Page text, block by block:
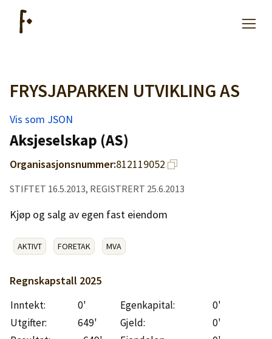
Artikler
Hjelp
Kjøpe lister
Priser
Logg inn
Lag konto
FRYSJAPARKEN UTVIKLING AS
Vis som JSON
Aksjeselskap (AS)
Organisasjonsnummer:812119052
STIFTET 16.5.2013, REGISTRERT 25.6.2013
Kjøp og salg av egen fast eiendom
AKTIVT FORETAK MVA
Regnskapstall 2025
Inntekt: 0' Egenkapital:
0'
Utgifter:
649' Gjeld:
0'